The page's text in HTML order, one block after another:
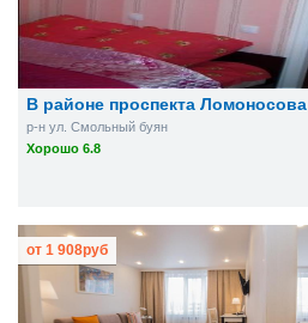
В районе проспекта Ломоносова
р-н ул. Смольный буян
Хорошо 6.8
от 1 908руб